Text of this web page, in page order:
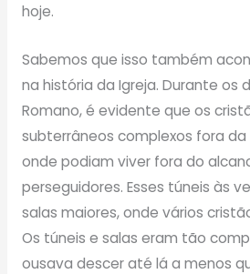
hoje.
Sabemos que isso também
na história da Igreja. Durante os
Romano, é evidente que os
subterrâneos complexos fora da
onde podiam viver fora do
perseguidores. Esses túneis às
salas maiores, onde vários
Os túneis e salas eram tão
ousava descer até lá a menos